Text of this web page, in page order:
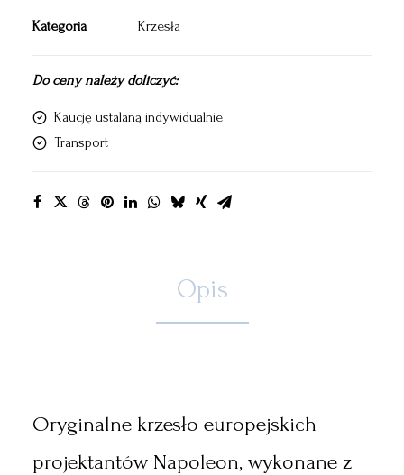
Kategoria Krzesła
Do ceny należy doliczyć:
Kaucję ustalaną indywidualnie
Transport
Opis
Oryginalne krzesło europejskich
projektantów Napoleon, wykonane z